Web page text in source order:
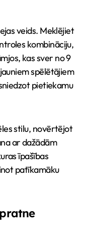
veids. Meklējiet
kombināciju,
kas sver no 9
jauniem spēlētājiem
pietiekamu
stilu, novērtējot
ar dažādām
īpašības
patīkamāku